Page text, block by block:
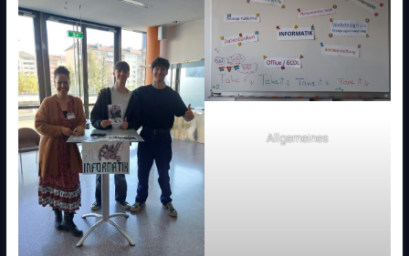
Allgemeines